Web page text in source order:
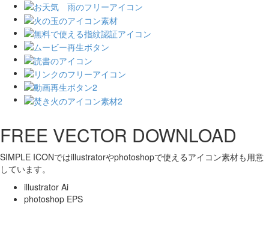
FREE VECTOR DOWNLOAD
SIMPLE ICONではillustratorやphotoshopで使えるアイコン素材も用意
しています。
illustrator Ai
photoshop EPS